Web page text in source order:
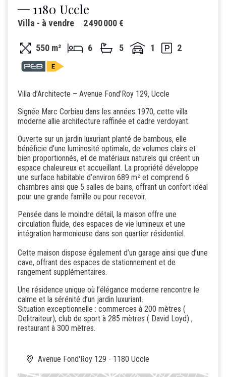
1180 Uccle
2 490 000 €
Villa - à vendre
550 m² 6 5 1 2
Villa d’Architecte – Avenue Fond’Roy 129, Uccle
Signée Marc Corbiau dans les années 1970, cette villa
moderne allie architecture raffinée et cadre verdoyant.
Ouverte sur un jardin luxuriant planté de bambous, elle
bénéficie d’une luminosité optimale, de volumes clairs et
bien proportionnés, et de matériaux naturels qui créent un
espace chaleureux et accueillant. La propriété développe
une surface habitable d’environ 689 m² et comprend 6
chambres ainsi que 5 salles de bains, offrant un confort idéal
pour une grande famille ou pour recevoir.
Pensée dans le moindre détail, la maison offre une
circulation fluide, des espaces de vie lumineux et une
intégration harmonieuse dans son quartier résidentiel.
Cette maison dispose également d’un garage ainsi que d’une
cave, offrant des espaces de stationnement et de
rangement supplémentaires.
Une résidence unique où l’élégance moderne rencontre le
calme et la sérénité d’un jardin luxuriant.
Situation exceptionnelle : commerces à 200 mètres (
Delitraiteur), club de sport à 285 mètres ( David Loyd) ,
restaurant à 300 mètres.
Avenue Fond'Roy 129 - 1180 Uccle